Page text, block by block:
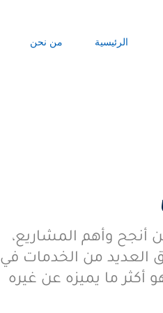
الرئيسية من نحن
وأهم المشاريع،
من الخدمات في
أكثر ما يميزه عن غيره